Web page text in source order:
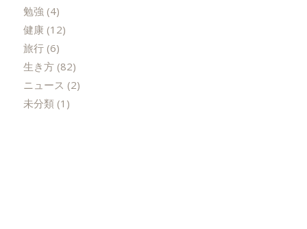
勉強 (4)
健康 (12)
旅行(6)
生き方(82)
ニュース (2)
未分類(1)